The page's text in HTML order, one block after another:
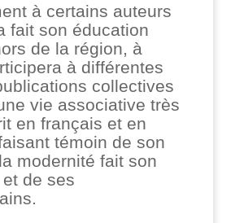
à certains auteurs
fait son éducation
de la région, à
à différentes
collectives
vie associative très
en français et en
témoin de son
modernité fait son
de ses